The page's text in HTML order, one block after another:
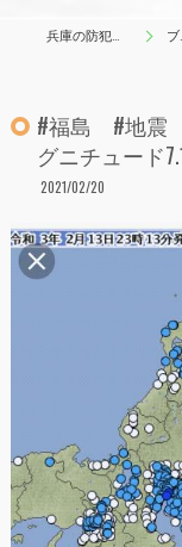
兵庫の防犯はすむーず ブログ
#福島 #地震
グニチュード
2021/02/20